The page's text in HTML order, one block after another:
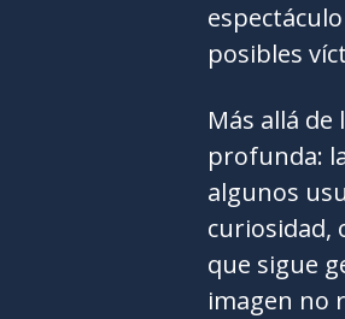
posibles
Más allá
profunda:
algunos
curiosidad,
que sigue
imagen no